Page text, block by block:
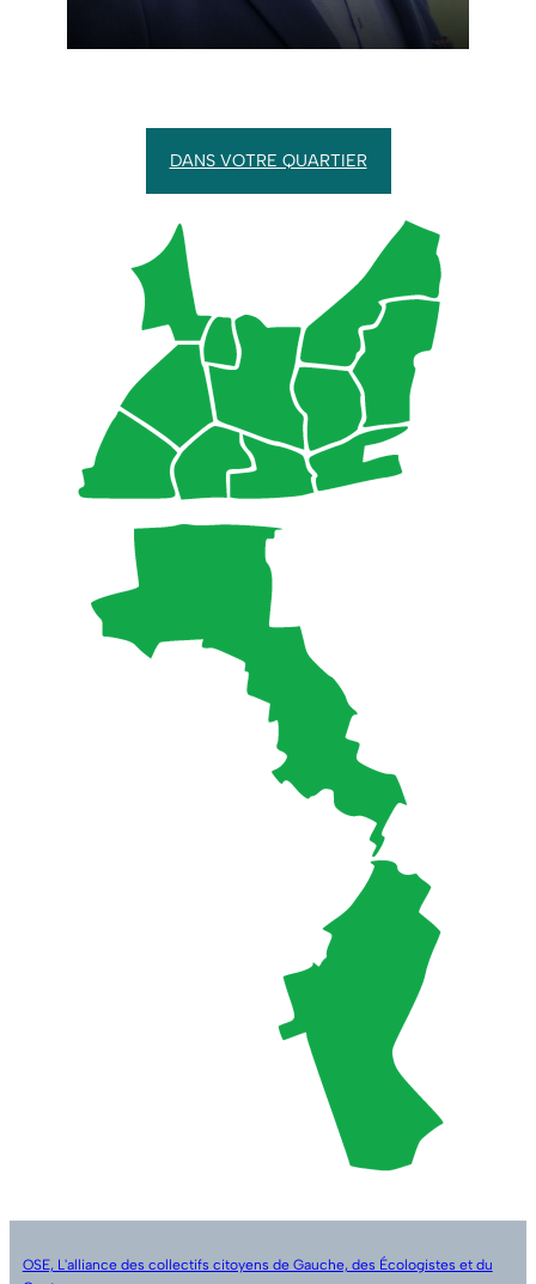
DANS VOTRE QUARTIER
OSE, L'alliance des collectifs citoyens de Gauche, des Écologistes et du